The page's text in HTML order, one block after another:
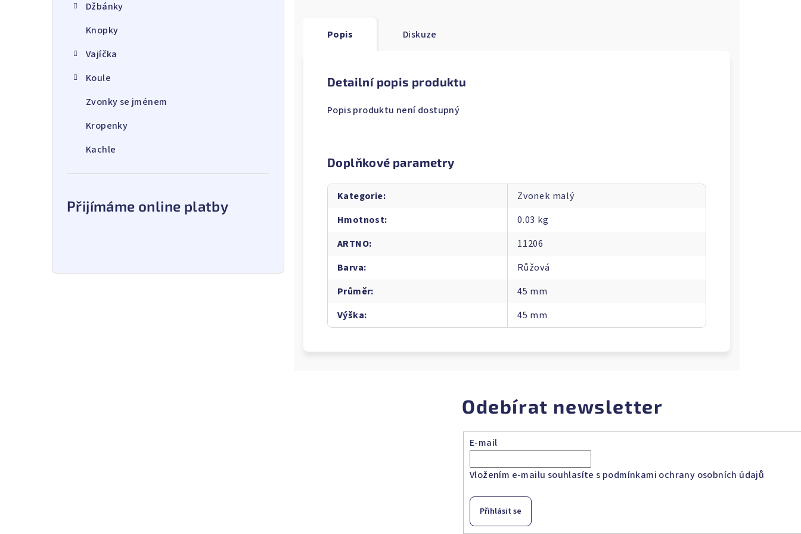
Džbánky
Knopky
Vajíčka
Koule
Zvonky se jménem
Kropenky
Kachle
Přijímáme online platby
Popis Diskuze
Detailní popis produktu
Popis produktu není dostupný
Doplňkové parametry
Kategorie:
Zvonek malý
Hmotnost:
0.03 kg
ARTNO:
11206
Barva:
Růžová
Průměr:
45 mm
Výška: 45 mm
Odebírat newsletter
E-mail
Vložením e-mailu souhlasíte s podmínkami ochrany osobních údajů
Přihlásit se